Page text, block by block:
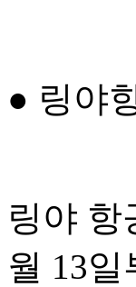
● 링야
링야 항
월 13